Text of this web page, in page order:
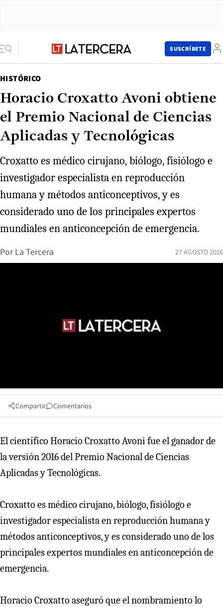
SUSCRÍBETE
HISTÓRICO
Horacio Croxatto Avoni obtiene
el Premio Nacional de Ciencias
Aplicadas y Tecnológicas
Croxatto es médico cirujano, biólogo, fisiólogo e
investigador especialista en reproducción
humana y métodos anticonceptivos, y es
considerado uno de los principales expertos
mundiales en anticoncepción de emergencia.
Por La Tercera 27 AGOSTO 2016
Compartir Comentarios
El científico Horacio Croxatto Avoni fue el ganador de
la versión 2016 del Premio Nacional de Ciencias
Aplicadas y Tecnológicas.
Croxatto es médico cirujano, biólogo, fisiólogo e
investigador especialista en reproducción humana y
métodos anticonceptivos, y es considerado uno de los
principales expertos mundiales en anticoncepción de
emergencia.
Horacio Croxatto aseguró que el nombramiento lo